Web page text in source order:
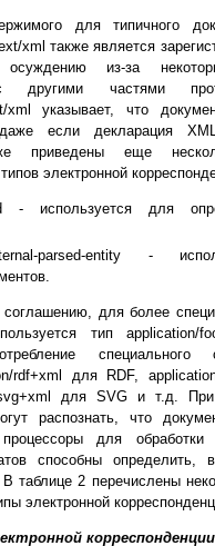
для типичного
xml также является
из-за
с другими частями
xml указывает, что
если декларация
приведены еще
электронной
- используется для
parsed-entity -
для более
тип application/
rdf+xml для RDF,
svg+xml для SVG и т.д.
распознать, что
для
способны определить,
таблице 2 перечислены
электронной